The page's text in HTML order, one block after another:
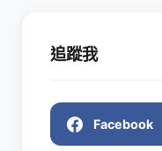
追蹤我
Facebook